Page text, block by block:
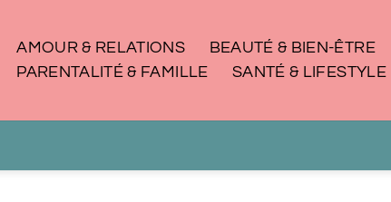
AMOUR & RELATIONS BEAUTÉ & BIEN-ÊTRE
PARENTALITÉ & FAMILLE
SANTÉ & LIFESTYLE